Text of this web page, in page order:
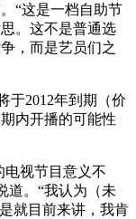
“这是一档自助节
。这不是普通选
，而是艺员们之
于2012年到期（价
内开播的可能性
电视节目意义不
道。“我认为（未
就目前来讲，我肯